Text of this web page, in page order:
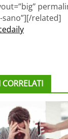
related]